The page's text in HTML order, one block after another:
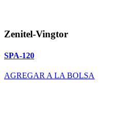
Zenitel-Vingtor
SPA-120
AGREGAR A LA BOLSA